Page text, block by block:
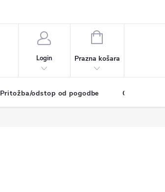
Login
SHOPPING
Pritožba/odstop od pogodbe O podjetju